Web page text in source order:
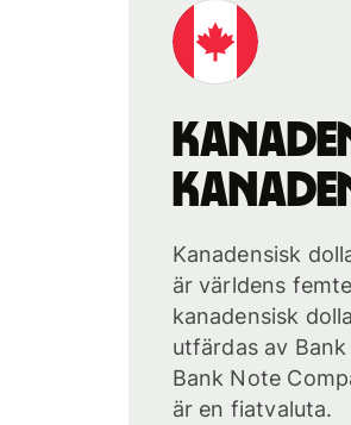
Kanadensisk
är världens
kanadensisk
utfärdas av
Bank Note
är en fiatvaluta.